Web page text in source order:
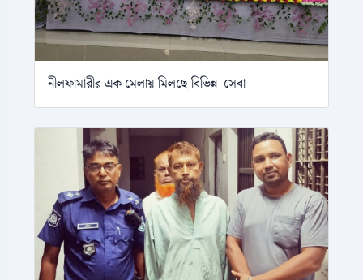
নীলফামারীর এক মেলায় মিলছে বিভিন্ন সেবা